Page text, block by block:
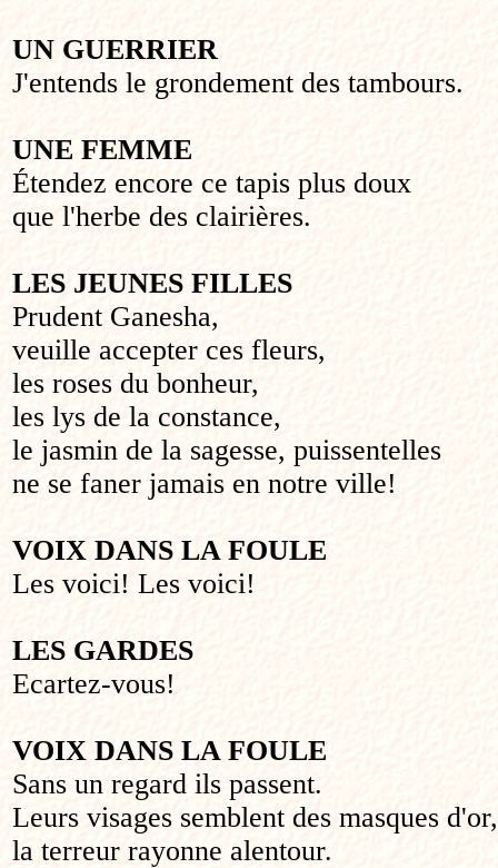
UN GUERRIER
J'entends le grondement des tambours.
UNE FEMME
Étendez encore ce tapis plus doux
que l'herbe des clairières.
LES JEUNES FILLES
Prudent Ganesha,
veuille accepter ces fleurs,
les roses du bonheur,
les lys de la constance,
le jasmin de la sagesse, puissentelles
ne se faner jamais en notre ville!
VOIX DANS LA FOULE
Les voici! Les voici!
LES GARDES
Ecartez-vous!
VOIX DANS LA FOULE
Sans un regard ils passent.
Leurs visages semblent des masques d'or,
la terreur rayonne alentour.